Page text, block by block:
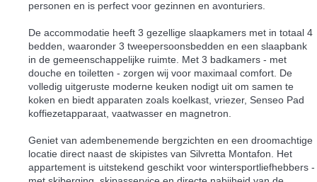
personen en is perfect voor gezinnen en avonturiers.
De accommodatie heeft 3 gezellige slaapkamers met in totaal 4
bedden, waaronder 3 tweepersoonsbedden en een slaapbank
in de gemeenschappelijke ruimte. Met 3 badkamers - met
douche en toiletten - zorgen wij voor maximaal comfort. De
volledig uitgeruste moderne keuken nodigt uit om samen te
koken en biedt apparaten zoals koelkast, vriezer, Senseo Pad
koffiezetapparaat, vaatwasser en magnetron.
Geniet van adembenemende bergzichten en een droomachtige
locatie direct naast de skipistes van Silvretta Montafon. Het
appartement is uitstekend geschikt voor wintersportliefhebbers -